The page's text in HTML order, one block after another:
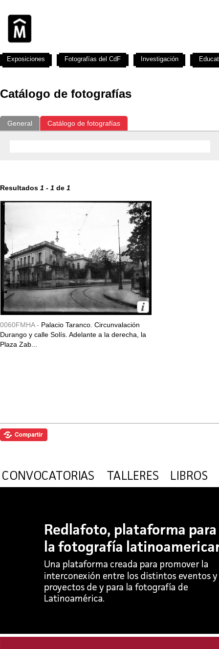
Catálogo de fotografías
General Catálogo de fotografías
Resultados 1 - 1 de 1
0060FMHA - Palacio Taranco. Circunvalación
Durango y calle Solís. Adelante a la derecha, la
Plaza Zab...
Exposiciones Fotografías del CdF Investigación